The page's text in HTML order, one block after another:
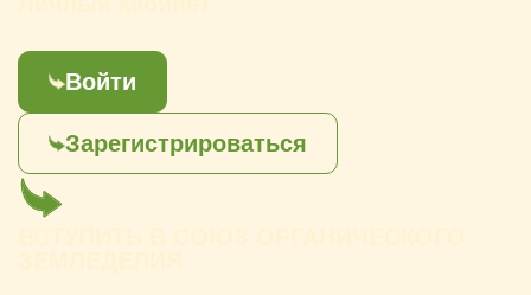
Войти
Зарегистрироваться